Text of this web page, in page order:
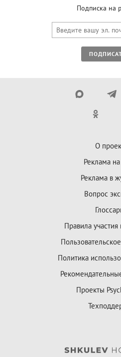
Подписка на
О
Реклама
Реклама в
Вопрос
Правила участия
Политика
Проекты